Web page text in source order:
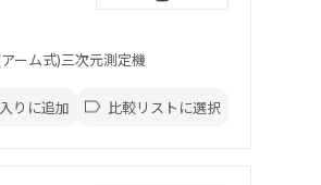
ーム式)三次元測定機
りに追加 比較リストに選択